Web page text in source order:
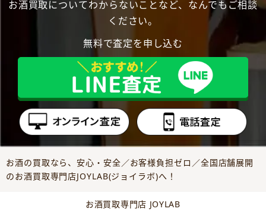
お酒買取についてわからないことなど、なんでもご相談
ください。
無料で査定を申し込む
お酒の買取なら、安心・安全／お客様負担ゼロ／全国店舗展開
のお酒買取専門店JOYLAB(ジョイラボ)へ！
お酒買取専門店 JOYLAB